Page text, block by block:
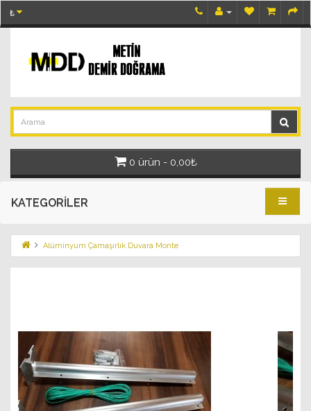
₺
0 ürün - 0,00₺
KATEGORILER
Alüminyum Çamaşırlık Duvara Monte